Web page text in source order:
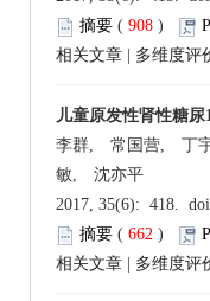
摘要 ( 908 )
相关文章
多维度评
儿童原发性肾性糖
李群, 常国营, 丁
敏, 沈亦平
2017, 35(6): 418.
摘要 ( 662 )
相关文章
多维度评